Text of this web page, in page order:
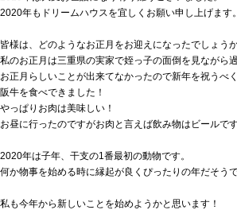
2020年もドリームハウスを宜しくお願い申し上げます。
皆様は、どのようなお正月をお迎えになったでしょう
私のお正月は三重県の実家で姪っ子の面倒を見ながら過
お正月らしいことが出来てなかったので新年を祝うべ
阪牛を食べできました！
やっぱりお肉は美味しい！
お昼に行ったのですがお肉と言えば飲み物はビールで
2020年は子年、干支の1番最初の動物です。
何か物事を始める時に縁起が良くぴったりの年だそうで
私も今年から新しいことを始めようかと思います！